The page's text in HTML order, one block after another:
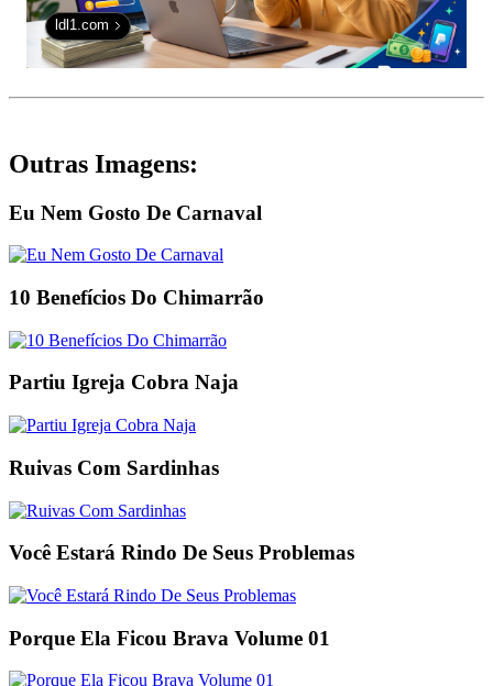
ldl1.com
Outras Imagens:
Eu Nem Gosto De Carnaval
10 Benefícios Do Chimarrão
Partiu Igreja Cobra Naja
Ruivas Com Sardinhas
Você Estará Rindo De Seus Problemas
Porque Ela Ficou Brava Volume 01